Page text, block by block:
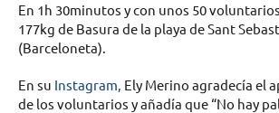
En 1h 30minutos y con unos 50
177kg de Basura de la playa de Sant
(Barceloneta).
En su Instagram, Ely Merino agradecía el
de los voluntarios y añadía que “No hay